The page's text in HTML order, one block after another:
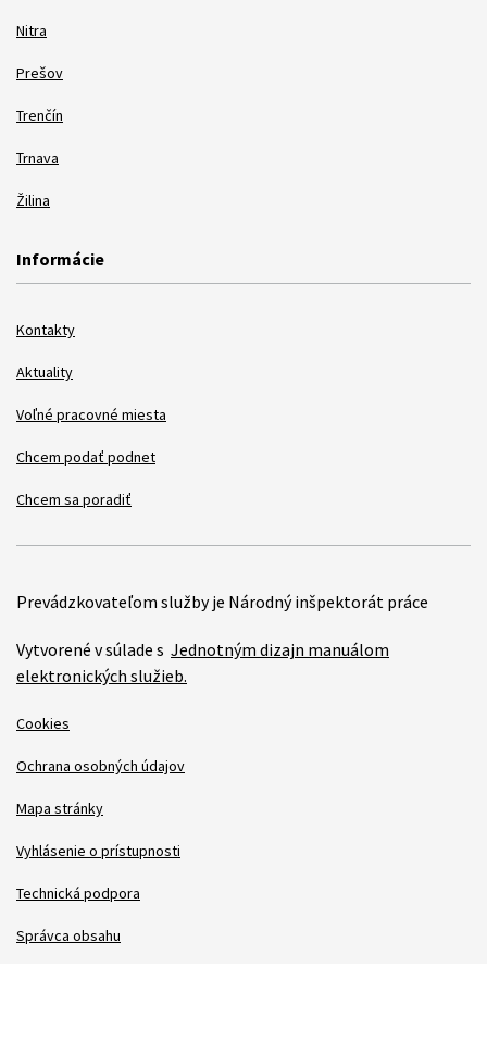
Nitra
Prešov
Trenčín
Trnava
Žilina
Informácie
Kontakty
Aktuality
Voľné pracovné miesta
Chcem podať podnet
Chcem sa poradiť
Prevádzkovateľom služby je Národný inšpektorát práce
Vytvorené v súlade s Jednotným dizajn manuálom
elektronických služieb.
Cookies
Ochrana osobných údajov
Mapa stránky
Vyhlásenie o prístupnosti
Technická podpora
Správca obsahu